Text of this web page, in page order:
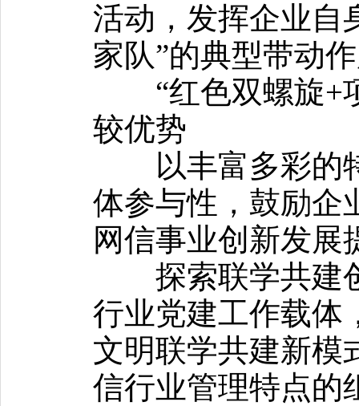
活动，发挥企业自
家队”的典型带动
“红色双螺旋+
较优势
以丰富多彩的
体参与性，鼓励企
网信事业创新发展
探索联学共建
行业党建工作载体
文明联学共建新模
信行业管理特点的